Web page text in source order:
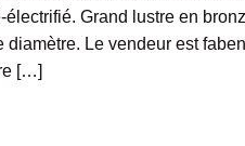
électrifié. Grand lustre en
diamètre. Le vendeur est
[…]